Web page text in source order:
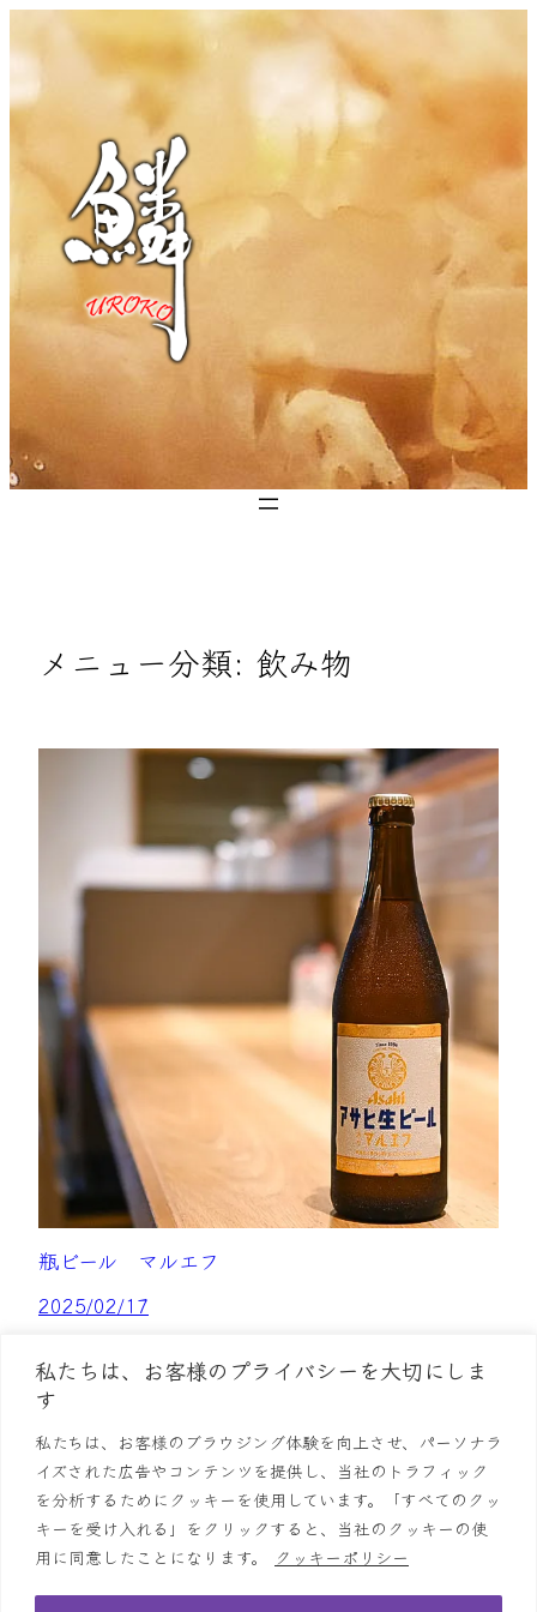
私たちは、お客様のプライバシーを大切にしま
す
私たちは、お客様のブラウジング体験を向上させ、パーソナラ
イズされた広告やコンテンツを提供し、当社のトラフィック
を分析するためにクッキーを使用しています。「すべてのクッ
キーを受け入れる」をクリックすると、当社のクッキーの使
用に同意したことになります。
クッキーポリシー
容
ス
ッ
メニュー分類: 飲み物
瓶ビール マルエフ
2025/02/17
瓶ビール アサヒスーパードライ
2025/02/17